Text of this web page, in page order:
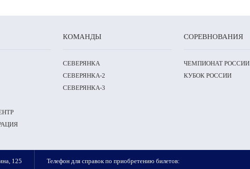
КОМАНДЫ
СЕВЕРЯНКА
СЕВЕРЯНКА-2
СЕВЕРЯНКА-3
СОРЕВНОВАНИЯ
ЧЕМПИОНАТ РОССИИ
КУБОК РОССИИ
125 Телефон для справок по приобретению билетов: